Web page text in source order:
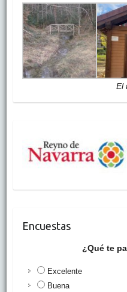
El
Encuestas
¿Qué te
Excelente
Buena